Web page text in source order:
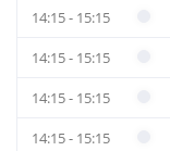
14:15 - 15:15
14:15 - 15:15
14:15 - 15:15
14:15 - 15:15